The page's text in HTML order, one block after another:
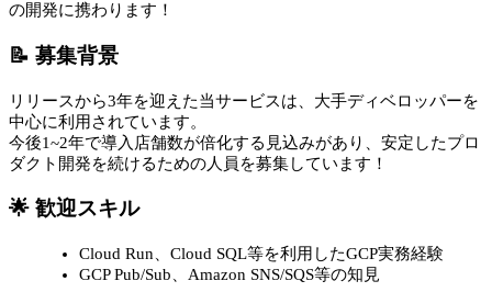
の開発に携わります！
📝 募集背景
リリースから3年を迎えた当サービスは、大手ディベロッパーを
中心に利用されています。
今後1~2年で導入店舗数が倍化する見込みがあり、安定したプロ
ダクト開発を続けるための人員を募集しています！
🌟 歓迎スキル
Cloud Run、Cloud SQL等を利用したGCP実務経験
GCP Pub/Sub、Amazon SNS/SQS等の知見